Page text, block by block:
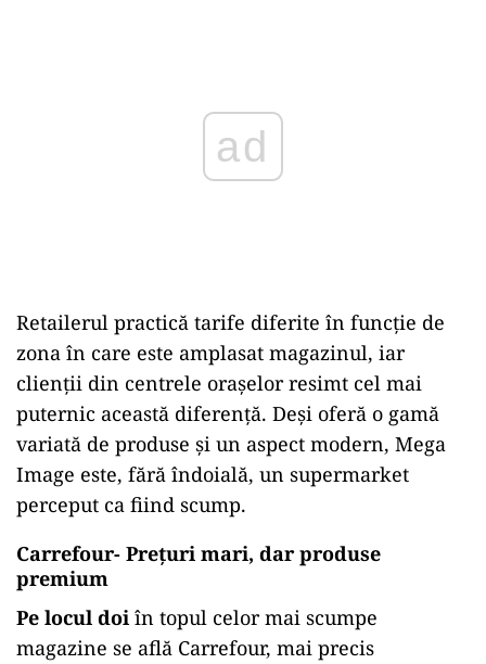
Retailerul practică tarife diferite în funcție de
zona în care este amplasat magazinul, iar
clienții din centrele orașelor resimt cel mai
puternic această diferență. Deși oferă o gamă
variată de produse și un aspect modern, Mega
Image este, fără îndoială, un supermarket
perceput ca fiind scump.
Carrefour- Prețuri mari, dar produse
premium
Pe locul doi în topul celor mai scumpe
magazine se află Carrefour, mai precis